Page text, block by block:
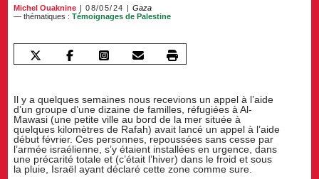
Michel Ouaknine 08/05/24
Gaza
— thématiques :Témoignages de Palestine
Il y a quelques semaines nous recevions un appel à l’aide
d’un groupe d’une dizaine de familles, réfugiées à Al-
Mawasi (une petite ville au bord de la mer située à
quelques kilomètres de Rafah) avait lancé un appel à l’aide
début février. Ces personnes, repoussées sans cesse par
l’armée israélienne, s’y étaient installées en urgence, dans
une précarité totale et (c’était l’hiver) dans le froid et sous
la pluie, Israël ayant déclaré cette zone comme sure.